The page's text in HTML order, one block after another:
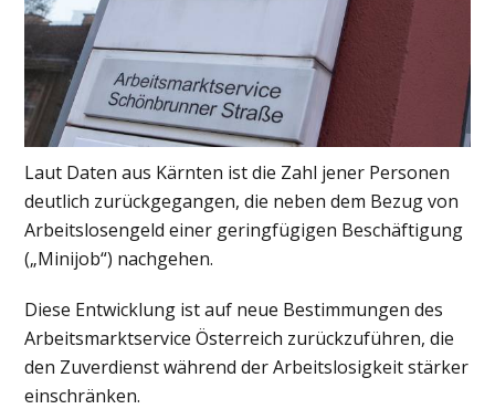
Laut Daten aus Kärnten ist die Zahl jener Personen
deutlich zurückgegangen, die neben dem Bezug von
Arbeitslosengeld einer geringfügigen Beschäftigung
(„Minijob“) nachgehen.
Diese Entwicklung ist auf neue Bestimmungen des
Arbeitsmarktservice Österreich zurückzuführen, die
den Zuverdienst während der Arbeitslosigkeit stärker
einschränken.